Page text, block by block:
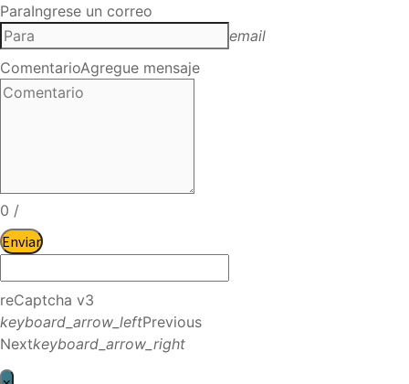
ParaIngrese un correo
email
ComentarioAgregue mensaje
0 /
Enviar
reCaptcha v3
keyboard_arrow_leftPrevious
Nextkeyboard_arrow_right